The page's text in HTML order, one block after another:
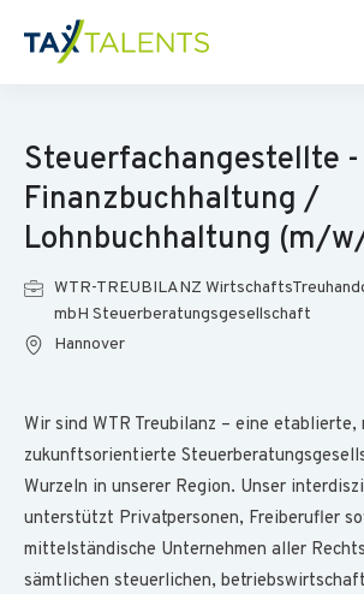
Steuerfachangestellte -
Finanzbuchhaltung /
Lohnbuchhaltung (m/
WTR-TREUBILANZ
mbH Steuerberatungsgesellschaft
Hannover
Wir sind WTR Treubilanz – eine etablierte,
zukunftsorientierte
Wurzeln in unserer Region. Unser
unterstützt Privatpersonen, Freiberufler
mittelständische Unternehmen aller
sämtlichen steuerlichen,